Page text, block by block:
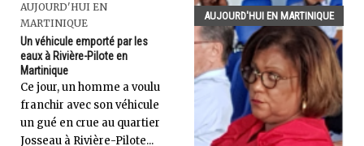
AUJOURD'HUI EN
MARTINIQUE
Un véhicule emporté par les
eaux à Rivière-Pilote en
Martinique
Ce jour, un homme a voulu
franchir avec son véhicule
un gué en crue au quartier
Josseau à Rivière-Pilote...
AUJOURD'HUI EN MARTINIQUE